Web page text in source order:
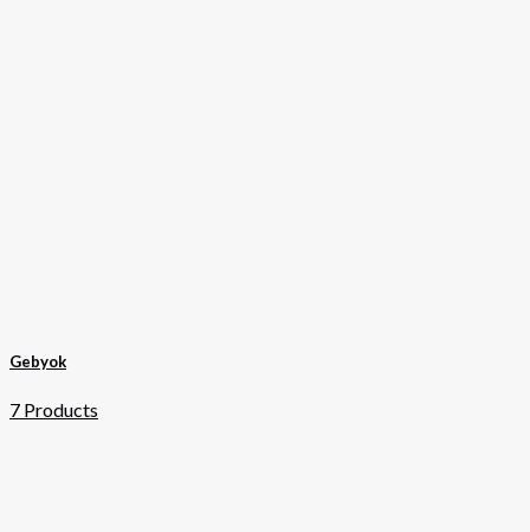
Gebyok
7 Products